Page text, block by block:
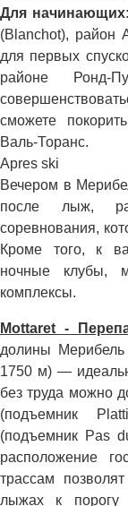
Для начинающих:
(Blanchot), район
для первых
районе
сможете
Валь-Торанс.
Apres ski
Вечером в
после лыж,
соревнования,
Кроме того, к
ночные клубы,
комплексы.
Mottaret -
долины Мерибель
1750 м) —
без труда можно
(подъемник
(подъемник Pas
расположение
трассам
лыжах к порогу